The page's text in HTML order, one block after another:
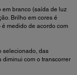
em branco (saída de luz
Brilho em cores é
medido de acordo com
selecionado, das
diminui com o transcorrer